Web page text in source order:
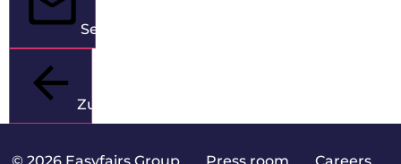
Senden
Zurück